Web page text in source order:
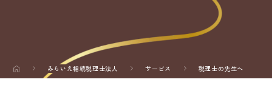
みらいえ相続税理士法人 サービス 税理士の先生へ